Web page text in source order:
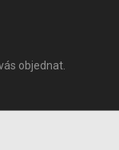
objednat.